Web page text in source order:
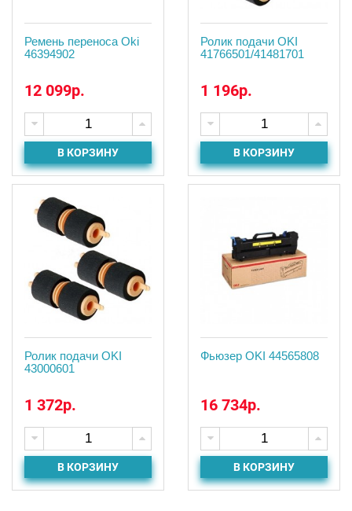
Ремень переноса Oki
46394902
12 099р.
В КОРЗИНУ
Ролик подачи OKI
41766501/41481701
1 196р.
В КОРЗИНУ
Ролик подачи OKI
43000601
1 372р.
В КОРЗИНУ
Фьюзер OKI 44565808
16 734р.
В КОРЗИНУ